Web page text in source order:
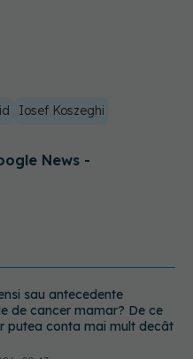
Iosef Koszeghi
News -
să mănânci mai puțin ca
Dieta care reduce cu
din fiecare gram de